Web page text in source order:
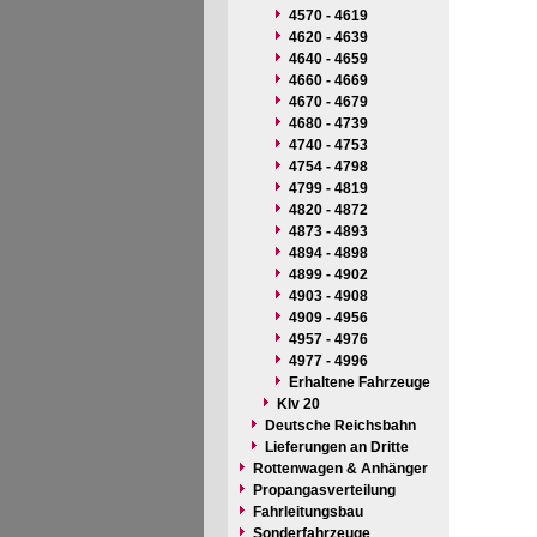
4570 - 4619
4620 - 4639
4640 - 4659
4660 - 4669
4670 - 4679
4680 - 4739
4740 - 4753
4754 - 4798
4799 - 4819
4820 - 4872
4873 - 4893
4894 - 4898
4899 - 4902
4903 - 4908
4909 - 4956
4957 - 4976
4977 - 4996
Erhaltene Fahrzeuge
Klv 20
Deutsche Reichsbahn
Lieferungen an Dritte
Rottenwagen & Anhänger
Propangasverteilung
Fahrleitungsbau
Sonderfahrzeuge